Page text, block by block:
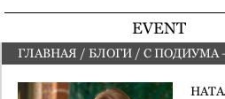
EVENT
ВЫ ЗДЕСЬ
ГЛАВНАЯ / БЛОГИ / С ПОДИУМА